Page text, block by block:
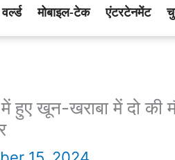
मोबाइल-टेक एंटरटेनमेंट
हुए खून-खराबा में दो की